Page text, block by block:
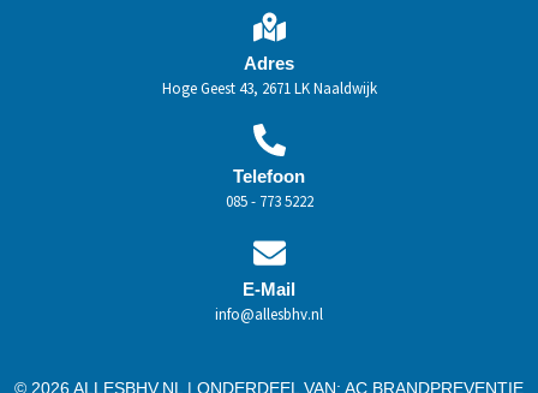
Adres
Hoge Geest 43, 2671 LK Naaldwijk
Telefoon
085 - 773 5222
E-Mail
info@allesbhv.nl
© 2026 ALLESBHV.NL | ONDERDEEL VAN: AC BRANDPREVENTIE